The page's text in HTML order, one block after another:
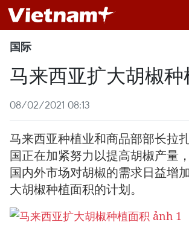
国际
马来西亚扩大胡椒种
08/02/2021 08:13
马来西亚种植业和商品部部长拉
国正在加紧努力以提高胡椒产量
国内外市场对胡椒的需求日益增
大胡椒种植面积的计划。